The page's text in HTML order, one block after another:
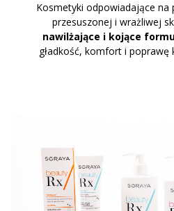
Kosmetyki odpowiadające
przesuszonej i wrażliwej
nawilżające i kojące
gładkość, komfort i poprawę